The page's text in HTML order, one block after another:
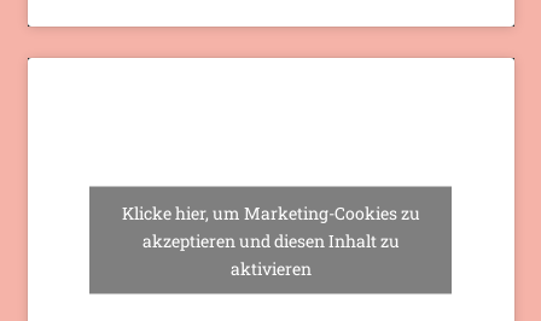
Klicke hier, um Marketing-Cookies zu
akzeptieren und diesen Inhalt zu
aktivieren